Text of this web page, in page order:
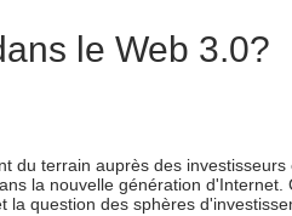
le Web 3.0?
du terrain auprès des
la nouvelle génération
la question des sphères